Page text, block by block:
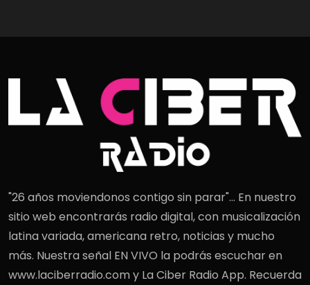
"26 años moviendonos contigo sin parar"... En nuestro
sitio web encontrarás radio digital, con musicalización
latina variada, americana retro, noticias y mucho
más. Nuestra señal EN VIVO la podrás escuchar en
www.laciberradio.com y La Ciber Radio App. Recuerda